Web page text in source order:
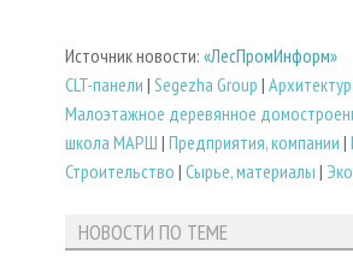
Источник новости: «ЛесПромИнформ»
CLT-панели | Segezha Group |
Малоэтажное деревянное
школа МАРШ | Предприятия, компании |
Строительство | Сырье, материалы |
НОВОСТИ ПО ТЕМЕ